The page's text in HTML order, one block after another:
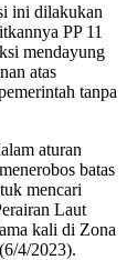
ini dilakukan
PP 11
mendayung
atas
tanpa
aturan
batas
mencari
Laut
kali di Zona
4/2023).